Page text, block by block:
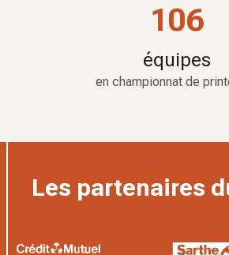
106
équipes
en championnat de
Les partenaires